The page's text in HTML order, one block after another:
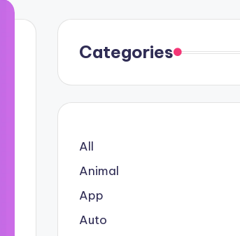
Categories
All
Animal
App
Auto